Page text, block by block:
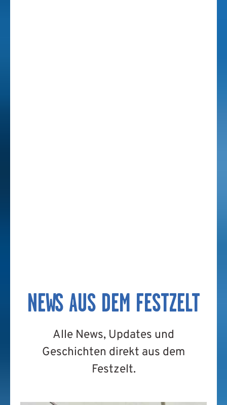
NEWS AUS DEM FESTZELT
Alle News, Updates und
Geschichten direkt aus dem
Festzelt.